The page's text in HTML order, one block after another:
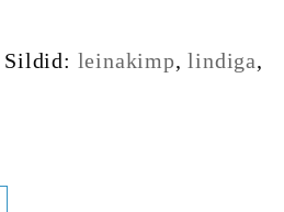
Sildid: leinakimp,lindiga,